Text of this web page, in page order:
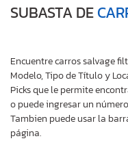
SUBASTA DE
Encuentre carros salvage
Modelo, Tipo de Título y
Picks que le permite
o puede ingresar un
Tambien puede usar la
página.